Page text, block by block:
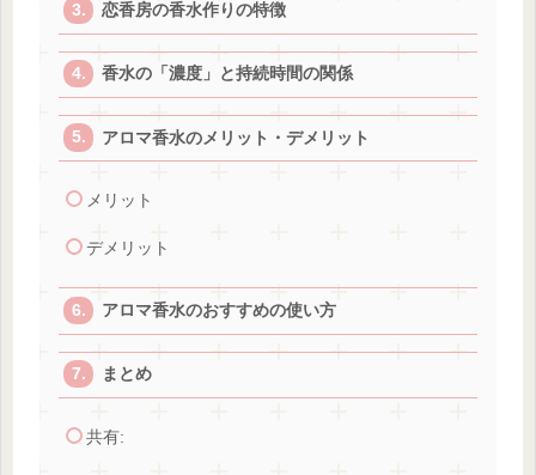
恋香房の香水作りの特徴
香水の「濃度」と持続時間の関係
アロマ香水のメリット・デメリット
メリット
デメリット
アロマ香水のおすすめの使い方
まとめ
共有: